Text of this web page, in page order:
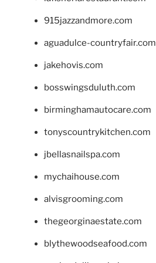
915jazzandmore.com
aguadulce-countryfair.com
jakehovis.com
bosswingsduluth.com
birminghamautocare.com
tonyscountrykitchen.com
jbellasnailspa.com
mychaihouse.com
alvisgrooming.com
thegeorginaestate.com
blythewoodseafood.com